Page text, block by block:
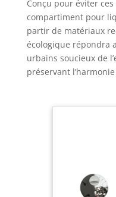
Conçu pour éviter
compartiment pour
partir de matériaux
écologique répondra
urbains soucieux de
préservant